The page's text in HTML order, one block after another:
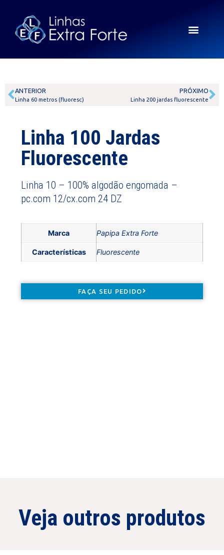
ANTERIOR
Linha 60 metros (fluoresc)
PRÓXIMO
Linha 200 jardas fluorescente
Linha 100 Jardas
Fluorescente
Linha 10 – 100% algodão engomada –
pc.com 12/cx.com 24 DZ
Marca Papipa Extra Forte
Características Fluorescente
FAÇA SEU PEDIDO
Veja outros produtos